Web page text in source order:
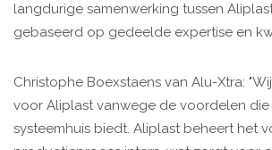
langdurige samenwerking tussen
gebaseerd op gedeelde expertise en
Christophe Boexstaens van Alu-Xtra:
voor Aliplast vanwege de voordelen
systeemhuis biedt. Aliplast beheert het